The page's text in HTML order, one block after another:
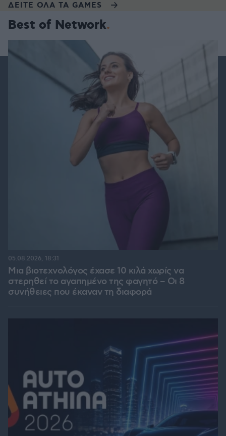
ΔΕΙΤΕ ΟΛΑ ΤΑ GAMES
Best of Network
Μια βιοτεχνολόγος έχασε 10 κιλά χωρίς να
στερηθεί το αγαπημένο της φαγητό – Οι 8
συνήθειες που έκαναν τη διαφορά
05.08.2026, 18:31